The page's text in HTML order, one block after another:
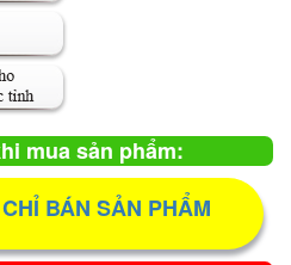
mua sản phẩm:
BÁN SẢN PHẨM